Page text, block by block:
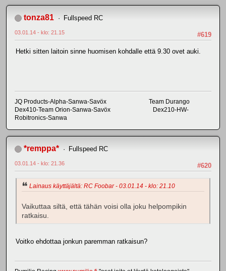
tonza81 Fullspeed RC
#619
03.01.14 - klo: 21.15
Hetki sitten laitoin sinne huomisen kohdalle että 9.30 ovet auki.
JQ Products-Alpha-Sanwa-Savöx Team Durango
Dex410-Team Orion-Sanwa-Savöx Dex210-HW-
Robitronics-Sanwa
*remppa* Fullspeed RC
#620
03.01.14 - klo: 21.36
Lainaus käyttäjältä: RC Foobar - 03.01.14 - klo: 21.10
Vaikuttaa siltä, että tähän voisi olla joku helpompikin
ratkaisu.
Voitko ehdottaa jonkun paremman ratkaisun?